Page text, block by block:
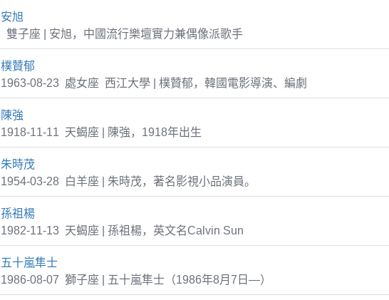
安旭
雙子座 | 安旭，中國流行樂壇實力兼偶像派歌手
樸贊郁
1963-08-23 處女座 西江大學 | 樸贊郁，韓國電影導演、編劇
陳強
1918-11-11 天蝎座 | 陳強，1918年出生
朱時茂
1954-03-28 白羊座 | 朱時茂，著名影視小品演員。
孫祖楊
1982-11-13 天蝎座 | 孫祖楊，英文名Calvin Sun
五十嵐隼士
1986-08-07 獅子座 | 五十嵐隼士（1986年8月7日—）